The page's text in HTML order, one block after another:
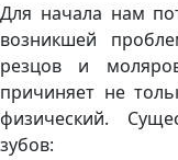
Для начала нам
возникшей
резцов и
причиняет не
физический.
зубов: